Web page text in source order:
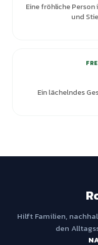
Eine fröhliche
und
Ein lächelndes
Hilft Familien,
den